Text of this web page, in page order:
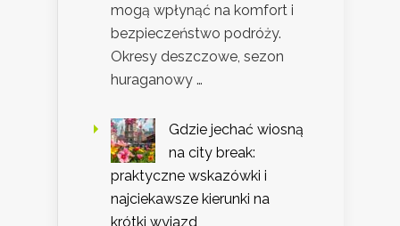
mogą wpłynąć na komfort i
bezpieczeństwo podróży.
Okresy deszczowe, sezon
huraganowy …
Gdzie jechać wiosną
na city break:
praktyczne wskazówki i
najciekawsze kierunki na
krótki wyjazd